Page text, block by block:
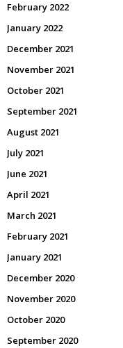
February 2022
January 2022
December 2021
November 2021
October 2021
September 2021
August 2021
July 2021
June 2021
April 2021
March 2021
February 2021
January 2021
December 2020
November 2020
October 2020
September 2020